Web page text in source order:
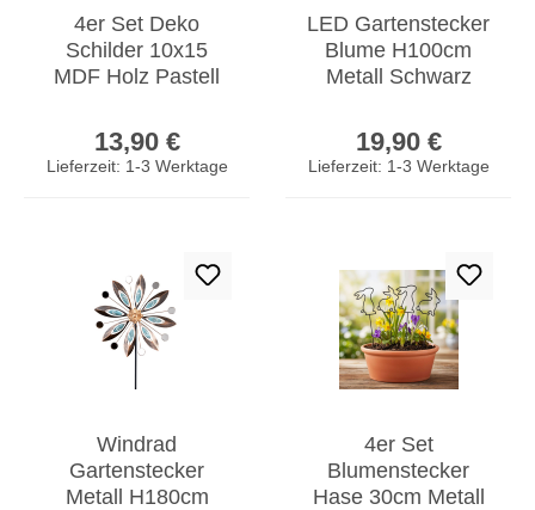
4er Set Deko
Schilder 10x15
MDF Holz Pastell
Hängedeko
Wandbilder
13,90 €
Lieferzeit: 1-3 Werktage
LED Gartenstecker
Blume H100cm
Metall Schwarz
Gartendeko Balkon
19,90 €
Lieferzeit: 1-3 Werktage
Windrad
Gartenstecker
Metall H180cm
4er Set
Blumenstecker
Hase 30cm Metall